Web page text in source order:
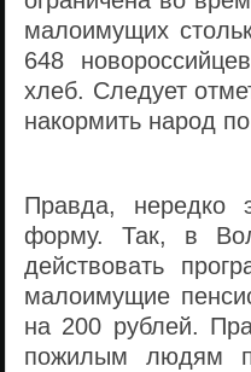
малоимущих
648
хлеб. Следует
накормить народ
Правда, нередко
форму. Так, в
действовать
малоимущие
на 200 рублей.
пожилым людям